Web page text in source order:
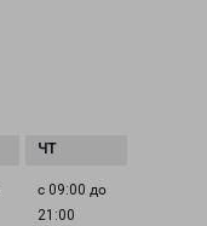
с 09:00 до
21:00